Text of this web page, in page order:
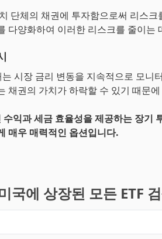
단체의 채권에 투자함으로써 리스
다양화하여 이러한 리스크를 줄이는
시장 금리 변동을 지속적으로 모니
채권의 가치가 하락할 수 있기 때문
익과 세금 효율성을 제공하는 장기
매우 매력적인 옵션입니다.
국에 상장된 모든 ETF